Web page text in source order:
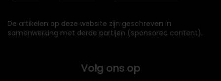
De artikelen op deze website zijn geschreven in
samenwerking met derde partijen (sponsored content).
Volg ons op